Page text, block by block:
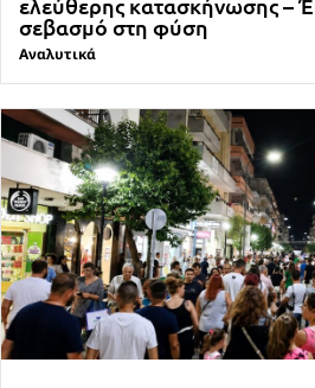
ελεύθερης κατασκήνωσης –
σεβασμό στη φύση
Αναλυτικά